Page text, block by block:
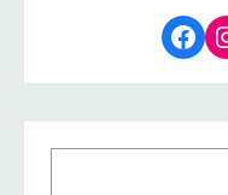
Facebook